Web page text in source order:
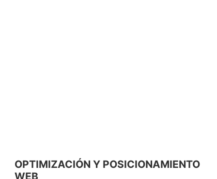
OPTIMIZACIÓN Y POSICIONAMIENTO
WEB